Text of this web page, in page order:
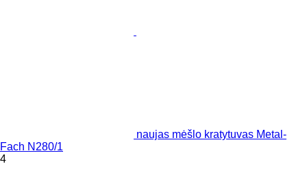
naujas mėšlo kratytuvas Metal-
Fach N280/1
4